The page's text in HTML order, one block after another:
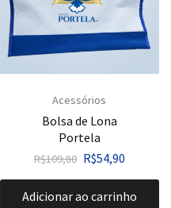
Acessórios
Bolsa de Lona
Portela
R$109,80 R$54,90
Adicionar ao carrinho